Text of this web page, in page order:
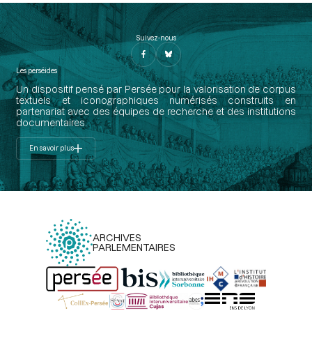
Suivez-nous
Les perséides
Un dispositif pensé par Persée pour la valorisation de corpus
textuels et iconographiques numérisés construits en
partenariat avec des équipes de recherche et des institutions
documentaires.
En savoir plus
ARCHIVES
PARLEMENTAIRES